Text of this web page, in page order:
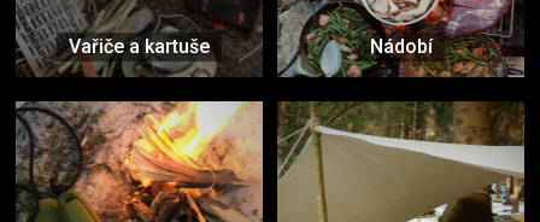
Vařiče a kartuše Nádobí